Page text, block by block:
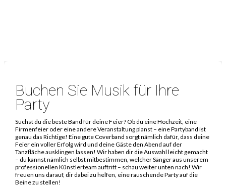
Buchen Sie Musik für Ihre
Party
Suchst du die beste Band für deine Feier? Ob du eine Hochzeit, eine
Firmenfeier oder eine andere Veranstaltung planst – eine Partyband ist
genau das Richtige! Eine gute Coverband sorgt nämlich dafür, dass deine
Feier ein voller Erfolg wird und deine Gäste den Abend auf der
Tanzfläche ausklingen lassen! Wir haben dir die Auswahl leicht gemacht
– du kannst nämlich selbst mitbestimmen, welcher Sänger aus unserem
professionellen Künstlerteam auftritt – schau weiter unten nach! Wir
freuen uns darauf, dir dabei zu helfen, eine rauschende Party auf die
Beine zu stellen!